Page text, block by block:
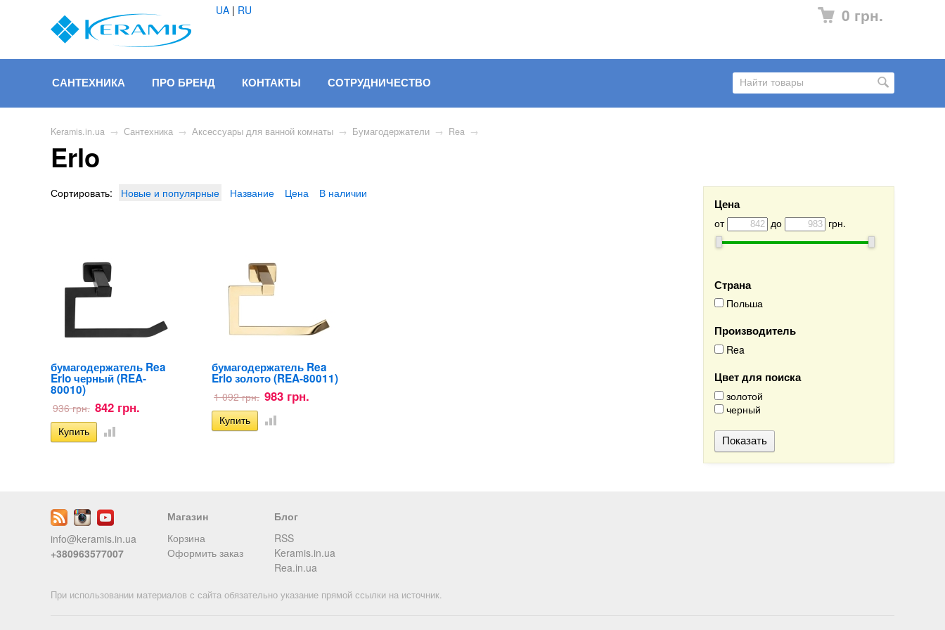
0 грн.
UA | RU
САНТЕХНИКА ПРО БРЕНД КОНТАКТЫ СОТРУДНИЧЕСТВО
Keramis.in.ua → Сантехника → Аксессуары для ванной комнаты → Бумагодержатели → Rea →
Erlo
Цена
от до грн.
Страна
Польша
Производитель
Rea
Цвет для поиска
золотой
черный
Сортировать: Новые и популярные Название Цена В наличии
бумагодержатель Rea
Erlo черный (REA-
80010)
936 грн. 842 грн.
бумагодержатель Rea
Erlo золото (REA-80011)
1 092 грн. 983 грн.
info@keramis.in.ua
+380963577007
Магазин
Корзина
Оформить заказ
Блог
RSS
Keramis.in.ua
Rea.in.ua
При использовании материалов с сайта обязательно указание прямой ссылки на источник.